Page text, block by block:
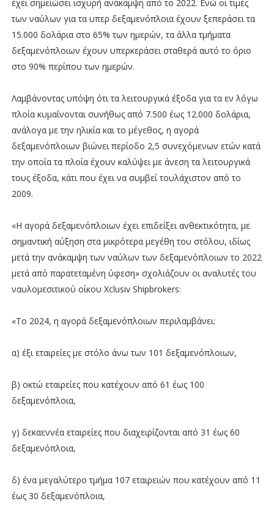
έχει σημειώσει ισχυρή ανάκαμψη από το 2022. Ενώ οι τιμές
των ναύλων για τα υπερ δεξαμενόπλοια έχουν ξεπεράσει τα
15.000 δολάρια στο 65% των ημερών, τα άλλα τμήματα
δεξαμενόπλοιων έχουν υπερκεράσει σταθερά αυτό το όριο
στο 90% περίπου των ημερών.
Λαμβάνοντας υπόψη ότι τα λειτουργικά έξοδα για τα εν λόγω
πλοία κυμαίνονται συνήθως από 7.500 έως 12.000 δολάρια,
ανάλογα με την ηλικία και το μέγεθος, η αγορά
δεξαμενόπλοιων βιώνει περίοδο 2,5 συνεχόμενων ετών κατά
την οποία τα πλοία έχουν καλύψει με άνεση τα λειτουργικά
τους έξοδα, κάτι που έχει να συμβεί τουλάχιστον από το
2009.
«Η αγορά δεξαμενόπλοιων έχει επιδείξει ανθεκτικότητα, με
σημαντική αύξηση στα μικρότερα μεγέθη του στόλου, ιδίως
μετά την ανάκαμψη των ναύλων των δεξαμενόπλοιων το 2022
μετά από παρατεταμένη ύφεση» σχολιάζουν οι αναλυτές του
ναυλομεσιτικού οίκου Xclusiv Shipbrokers:
«Το 2024, η αγορά δεξαμενόπλοιων περιλαμβάνει:
α) έξι εταιρείες με στόλο άνω των 101 δεξαμενόπλοιων,
β) οκτώ εταιρείες που κατέχουν από 61 έως 100
δεξαμενόπλοια,
γ) δεκαεννέα εταιρείες που διαχειρίζονται από 31 έως 60
δεξαμενόπλοια,
δ) ένα μεγαλύτερο τμήμα 107 εταιρειών που κατέχουν από 11
έως 30 δεξαμενόπλοια,